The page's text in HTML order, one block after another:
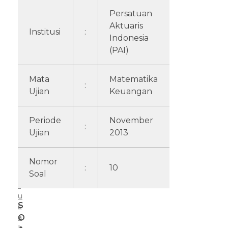
m
3
Institusi :
Persatuan
Aktuaris
Indonesia
(PAI)
Mata
Ujian
:
Matematika
Keuangan
Periode
Ujian
:
November
2013
Nomor
Soal
: 10
S
O
n
u
s
a